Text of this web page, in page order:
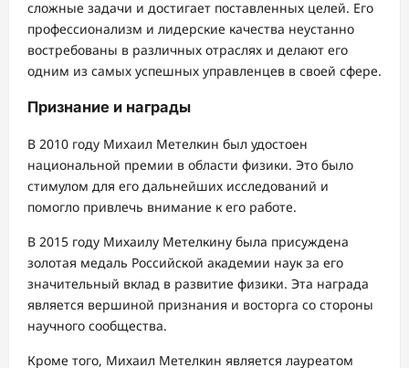
сложные задачи и достигает поставленных целей. Его
профессионализм и лидерские качества неустанно
востребованы в различных отраслях и делают его
одним из самых успешных управленцев в своей сфере.
Признание и награды
В 2010 году Михаил Метелкин был удостоен
национальной премии в области физики. Это было
стимулом для его дальнейших исследований и
помогло привлечь внимание к его работе.
В 2015 году Михаилу Метелкину была присуждена
золотая медаль Российской академии наук за его
значительный вклад в развитие физики. Эта награда
является вершиной признания и восторга со стороны
научного сообщества.
Кроме того, Михаил Метелкин является лауреатом